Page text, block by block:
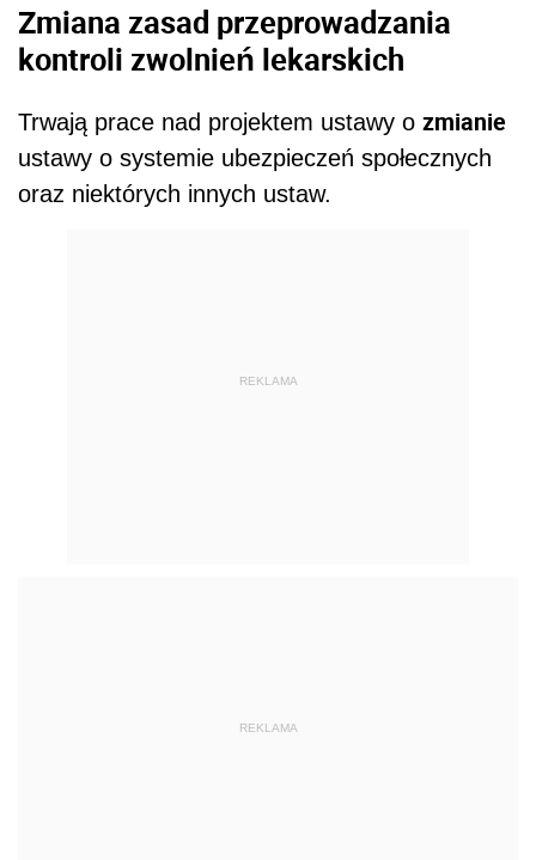
Zmiana zasad przeprowadzania
kontroli zwolnień lekarskich
Trwają prace nad projektem ustawy o zmianie
ustawy o systemie ubezpieczeń społecznych
oraz niektórych innych ustaw.
REKLAMA
REKLAMA